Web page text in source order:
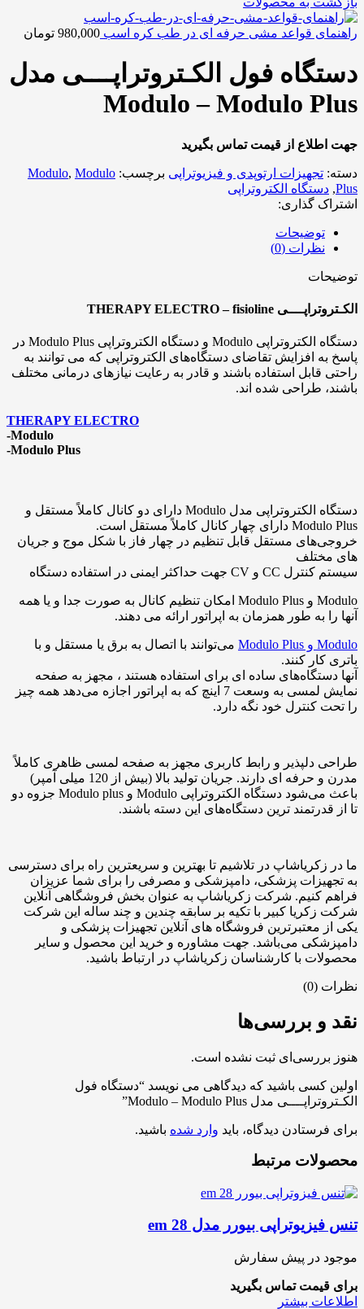
راهنمای قواعد مشی حرفه ای در طب کره اسب 980,000 تومان
دستگاه فول الکـتروتراپــــی مدل
Modulo – Modulo Plus
جهت اطلاع از قیمت تماس بگیرید
دسته: تجهیزات ارتوپدی و فیزیوتراپی برچسب: Modulo, Modulo
Plus
, دستگاه الکتروتراپی
اشتراک گذاری:
توضیحات
نظرات (0)
توضیحات
الکـتروتراپــــی THERAPY ELECTRO – fisioline
دستگاه الکتروتراپی Modulo و دستگاه الکتروتراپی Modulo Plus در
پاسخ به افزایش تقاضای دستگاه‌های الکتروتراپی که می توانند به
راحتی قابل استفاده باشند و قادر به رعایت نیازهای درمانی مختلف
باشند، طراحی شده اند.
THERAPY ELECTRO
-Modulo
-Modulo Plus
دستگاه الکتروتراپی مدل Modulo دارای دو کانال کاملاً مستقل و
Modulo Plus دارای چهار کانال کاملاً مستقل است.
خروجی‌‌های مستقل قابل تنظیم در چهار فاز با شکل موج و جریان
های مختلف
سیستم کنترل CC و CV جهت حداکثر ایمنی در استفاده دستگاه
Modulo و Modulo Plus امکان تنظیم کانال به صورت جدا و یا همه
آنها را به طور همزمان به اپراتور ارائه می دهند.
Modulo و Modulo Plus
می‌توانند با اتصال به برق یا مستقل و با
باتری کار کنند.
آنها دستگاه‌های ساده ای برای استفاده هستند ، مجهز به صفحه
نمایش لمسی به وسعت 7 اینچ که به اپراتور اجازه می‌دهد همه چیز
را تحت کنترل خود نگه دارد.
طراحی دلپذیر و رابط کاربری مجهز به صفحه لمسی ظاهری کاملاً
مدرن و حرفه ای دارند. جریان تولید بالا (بیش از 120 میلی آمپر)
باعث می‌شود دستگاه الکتروتراپی Modulo و Modulo plus جزوه دو
تا از قدرتمند ترین دستگاه‌های این دسته باشند.
ما در زکریاشاپ در تلاشیم تا بهترین و سریعترین راه برای دسترسی
به تجهیزات پزشکی، دامپزشکی و مصرفی را برای شما عزیزان
فراهم کنیم. شرکت زکریاشاپ به عنوان بخش فروشگاهی آنلاین
شرکت زکریا کبیر با تکیه بر سابقه چندین و چند ساله این شرکت
یکی از معتبرترین فروشگاه های آنلاین تجهیزات پزشکی و
دامپزشکی می‌باشد. جهت مشاوره و خرید این محصول و سایر
محصولات با کارشناسان زکریاشاپ در ارتباط باشید.
نظرات (0)
نقد و بررسی‌ها
هنوز بررسی‌ای ثبت نشده است.
اولین کسی باشید که دیدگاهی می نویسد “دستگاه فول
الکـتروتراپــــی مدل Modulo – Modulo Plus”
برای فرستادن دیدگاه، باید وارد شده باشید.
محصولات مرتبط
تنس فیزیوتراپی بیورر مدل em 28
موجود در پیش سفارش
برای قیمت تماس بگیرید
اطلاعات بیشتر